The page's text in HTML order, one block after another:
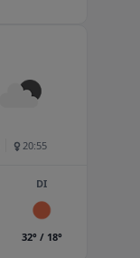
20:55
DI
32° / 18°